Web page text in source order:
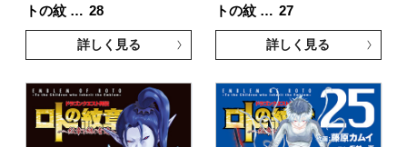
トの紋 … 28
詳しく見る
トの紋 … 27
詳しく見る